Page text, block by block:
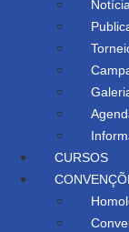
CURSOS